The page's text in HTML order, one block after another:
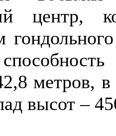
центр,
метров,
высот –